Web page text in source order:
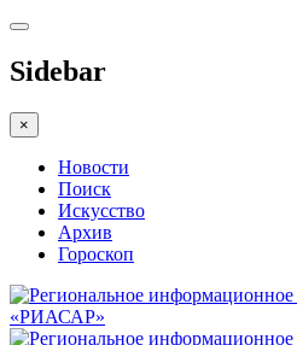
Sidebar
×
Новости
Поиск
Искусство
Архив
Гороскоп